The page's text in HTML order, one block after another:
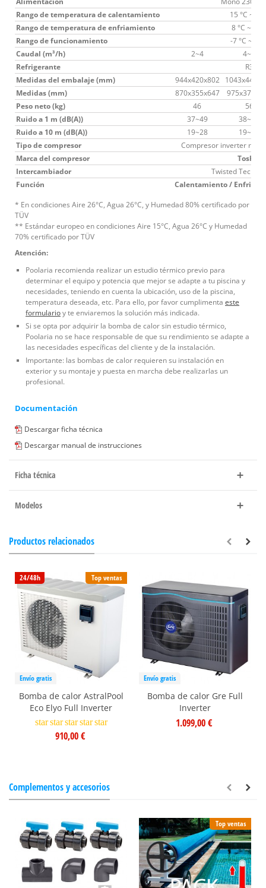
Rango de temperatura de calentamiento
15 °C ~ 40
Rango de temperatura de enfriamiento
8 °C ~ 28
Rango de funcionamiento
-7 °C ~ 43
Caudal (m³/h)
2~4
4~6
Refrigerante
R32
Medidas del embalaje (mm)
944x420x802
Medidas (mm)
870x355x647
Peso neto (kg)
46
56
Ruido a 1 m (dB(A))
37~49
38~50
Ruido a 10 m (dB(A))
19~28
19~29
Tipo de compresor
Compresor inverter
Marca del compresor
Toshiba
Intercambiador
Twisted Tech
Función
Calentamiento /
* En condiciones Aire 26°C, Agua 26°C, y Humedad 80% certificado por
TÜV
** Estándar europeo en condiciones Aire 15°C, Agua 26°C y Humedad
70% certificado por TÜV
Atención:
Poolaria recomienda realizar un estudio térmico previo para
determinar el equipo y potencia que mejor se adapte a tu piscina y
necesidades, teniendo en cuenta la ubicación, uso de la piscina,
temperatura deseada, etc. Para ello, por favor cumplimenta este
formularioy te enviaremos la solución más indicada.
Si se opta por adquirir la bomba de calor sin estudio térmico,
Poolaria no se hace responsable de que su rendimiento se adapte a
las necesidades específicas del cliente y de la instalación.
Importante: las bombas de calor requieren su instalación en
exterior y su montaje y puesta en marcha debe realizarlas un
profesional.
Documentación
Descargar ficha técnica
Descargar manual de instrucciones
Ficha técnica
Modelos
Productos relacionados
Top ventas
24/48h
Envío gratis
Bomba de calor AstralPool
Eco Elyo Full Inverter
star star star star star
910,00 €
Envío gratis
Bomba de calor Gre Full
Inverter
1.099,00 €
Complementos y accesorios
Top ventas